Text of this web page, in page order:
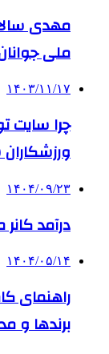
مهدی
ملی
۱۴۰۳/۱۱/۱۷
چرا سایت
۱۴۰۴/۰۹/۲۳
درآمد
۱۴۰۴/۰۵/۱۴
راهنمای
برندها و